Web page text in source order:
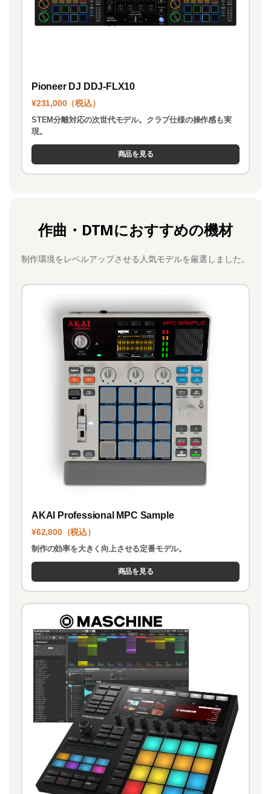
Pioneer DJ DDJ-FLX10
¥231,000（税込）
STEM分離対応の次世代モデル。クラブ仕様の操作感も実
現。
商品を見る
作曲・DTMにおすすめの機材
制作環境をレベルアップさせる人気モデルを厳選しました。
AKAI Professional MPC Sample
¥62,800（税込）
制作の効率を大きく向上させる定番モデル。
商品を見る